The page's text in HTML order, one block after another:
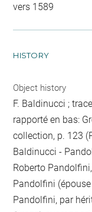
vers 1589
HISTORY
Object history
F. Baldinucci ;
rapporté en bas:
collection, p. 123
Baldinucci -
Roberto
Pandolfini
Pandolfini, par